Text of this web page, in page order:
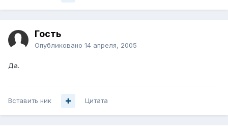
Гость
Опубликовано 14 апреля, 2005
Да.
Вставить ник Цитата